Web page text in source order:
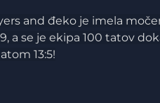
and đeko je imela
a se je ekipa 100 tatov
13:5!